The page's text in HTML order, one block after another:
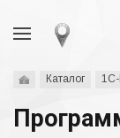
Каталог 1С-